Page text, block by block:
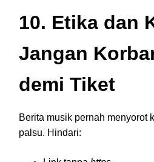
10. Etika dan
Jangan
demi Tiket
Berita musik pernah menyorot
palsu. Hindari: